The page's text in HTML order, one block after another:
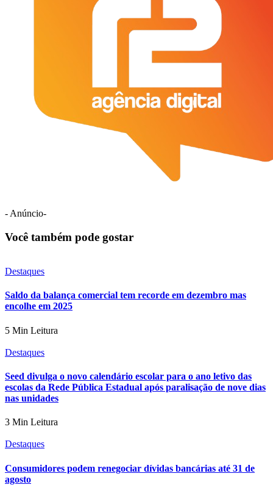
- Anúncio-
Você também pode gostar
Destaques
Saldo da balança comercial tem recorde em dezembro mas
encolhe em 2025
5 Min Leitura
Destaques
Seed divulga o novo calendário escolar para o ano letivo das
escolas da Rede Pública Estadual após paralisação de nove dias
nas unidades
3 Min Leitura
Destaques
Consumidores podem renegociar dívidas bancárias até 31 de
agosto